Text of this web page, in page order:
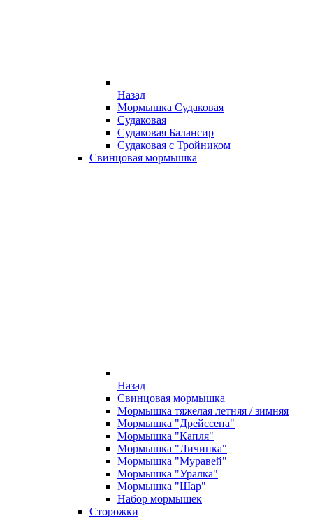
Назад
Мормышка Судаковая
Судаковая
Судаковая Балансир
Судаковая с Тройником
Свинцовая мормышка
Назад
Свинцовая мормышка
Мормышка тяжелая летняя / зимняя
Мормышка "Дрейссена"
Мормышка "Капля"
Мормышка "Личинка"
Мормышка "Муравей"
Мормышка "Уралка"
Мормышка "Шар"
Набор мормышек
Сторожки